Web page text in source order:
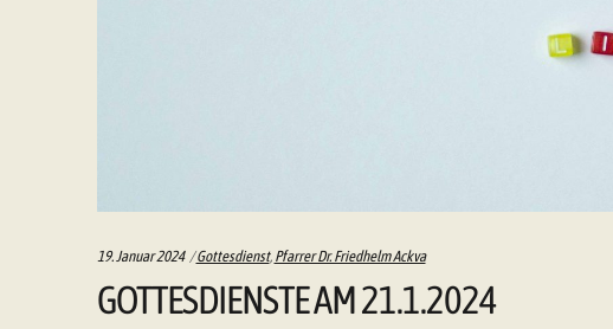
19. Januar 2024 Categories:
Gottesdienst, Pfarrer Dr. Friedhelm Ackva
GOTTESDIENSTE AM 21.1.2024